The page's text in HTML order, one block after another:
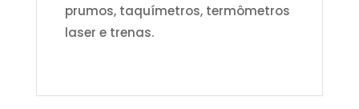
prumos, taquímetros, termômetros
laser e trenas.